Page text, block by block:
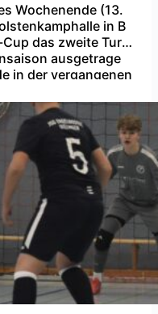
Wochenende (13.
in B
das zweite Turn
ausgetrage
in der vergangenen
und beinhalte
Jugendmannsc
– Spaß und Ei
Wochenende sta